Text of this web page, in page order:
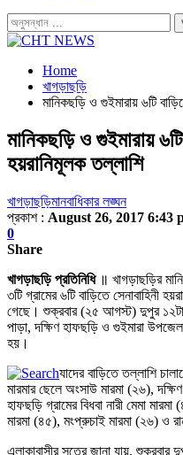
Home
খাগড়াছড়ি
মানিকছড়ি ও গুইমারায় ৬টি
মানিকছড়ি ও গুইমারায় ৬টি
হয়রানিমূলক তল্লাশি
খাগড়াছড়িমানবাধিকার লঙ্ঘন
প্রকাশ : August 26, 2017 6:43
0
Share
খাগড়াছড়ি প্রতিনিধি॥ খাগড়াছড়ির
৩টি গ্রামের ৬টি বাড়িতে সেনাবাহিনী
গেছে। শুক্রবার (২৫ আগস্ট) দুপুর ১২টা
পাড়া, দক্ষিণ হাফছড়ি ও গুইমারা
হয়।
যাদের বাড়িতে তল্লাশি
মারমার ছেলে অংসাউ মারমা (২৬),
হাফছড়ি গ্রামের বিধবা নারী মেমা
মারমা (৪৫), মংপ্রুচাই মারমা (২৬) ও
এলাকাবাসীর সূত্রে জানা যায়, শুক্রবার